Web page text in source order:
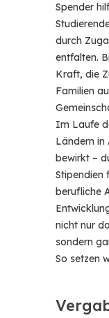
Spender
durch
entfalten.
Kraft, die
Familien
Im Laufe
Ländern in
bewirkt –
Stipendien
berufliche
nicht nur
sondern
So setzen